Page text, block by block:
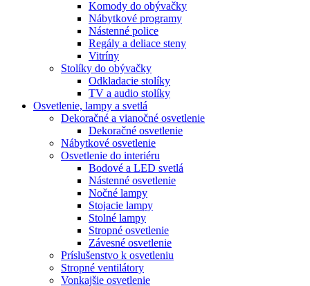
Komody do obývačky
Nábytkové programy
Nástenné police
Regály a deliace steny
Vitríny
Stolíky do obývačky
Odkladacie stolíky
TV a audio stolíky
Osvetlenie, lampy a svetlá
Dekoračné a vianočné osvetlenie
Dekoračné osvetlenie
Nábytkové osvetlenie
Osvetlenie do interiéru
Bodové a LED svetlá
Nástenné osvetlenie
Nočné lampy
Stojacie lampy
Stolné lampy
Stropné osvetlenie
Závesné osvetlenie
Príslušenstvo k osvetleniu
Stropné ventilátory
Vonkajšie osvetlenie